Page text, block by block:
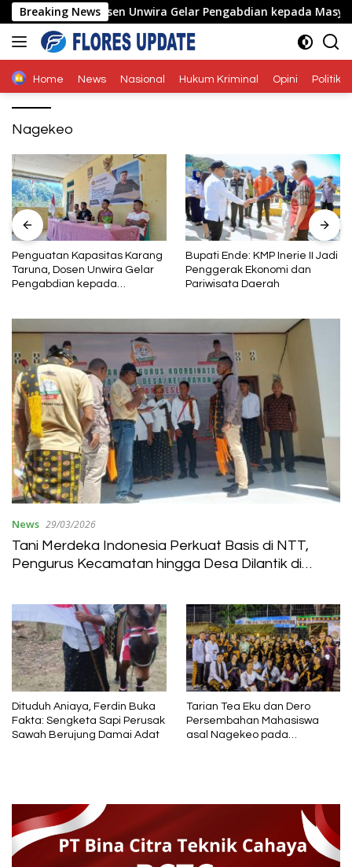
Langsung
ke
konten
Breaking News
Taruna, Dosen Unwira Gelar Pengabdian kepada
Home News Nasional Hukum Kriminal Opini Politik
Nagekeo
Penguatan Kapasitas Karang
Taruna, Dosen Unwira Gelar
Pengabdian kepada
Bupati Ende: KMP Inerie II Jadi
Penggerak Ekonomi dan
Pariwisata Daerah
News 29/03/2026
Tani Merdeka Indonesia Perkuat Basis di NTT,
Pengurus Kecamatan hingga Desa Dilantik di
Dituduh Aniaya, Ferdin Buka
Fakta: Sengketa Sapi Perusak
Sawah Berujung Damai Adat
Tarian Tea Eku dan Dero
Persembahan Mahasiswa
asal Nagekeo pada